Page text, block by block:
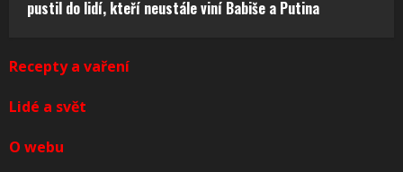
pustil do lidí, kteří neustále viní Babiše a Putina
Recepty a vaření
Lidé a svět
O webu